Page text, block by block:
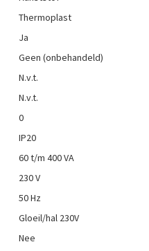
Thermoplast
Ja
Geen (onbehandeld)
N.v.t.
N.v.t.
0
IP20
60 t/m 400 VA
230 V
50 Hz
Gloeil/hal 230V
Nee